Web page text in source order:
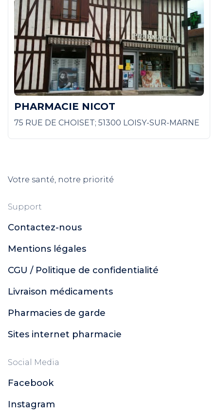
PHARMACIE NICOT
75 RUE DE CHOISET; 51300 LOISY-SUR-MARNE
Votre santé, notre priorité
Support
Contactez-nous
Mentions légales
CGU / Politique de confidentialité
Livraison médicaments
Pharmacies de garde
Sites internet pharmacie
Social Media
Facebook
Instagram